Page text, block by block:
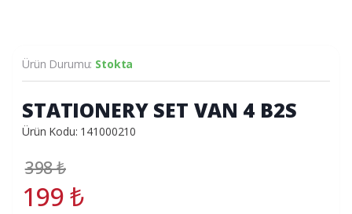
Ürün Durumu: Stokta
STATIONERY SET VAN 4 B2S
Ürün Kodu: 141000210
398₺
199₺